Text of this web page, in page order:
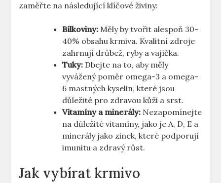
zaměřte na následující klíčové živiny:
Bílkoviny: Měly by tvořit alespoň 30-
40% obsahu krmiva. Kvalitní zdroje
zahrnují drůbež, ryby a vajíčka.
Tuky: Dbejte na to, aby měly
vyvážený poměr omega-3 a omega-
6 mastných kyselin, které jsou
důležité pro zdravou kůži a srst.
Vitamíny a minerály: Nezapomínejte
na důležité vitamíny, jako je A, D, E a
minerály jako zinek, které podporují
imunitu a zdravý růst.
Jak vybírat krmivo